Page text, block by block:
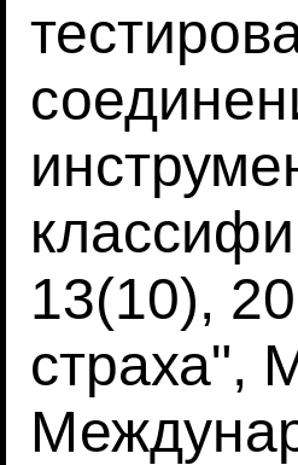
13(10),
страха",